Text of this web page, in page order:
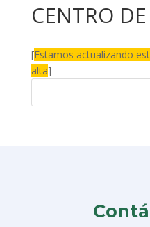
CENTRO
[Estamos actualizando
alta]